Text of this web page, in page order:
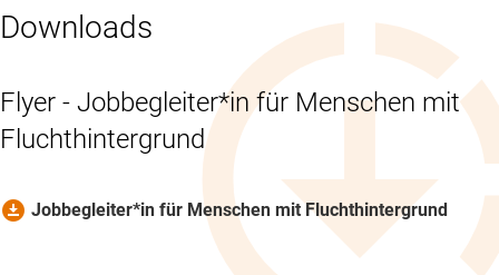
Downloads
Flyer - Jobbegleiter*in für Menschen mit
Fluchthintergrund
download_for_offline Jobbegleiter*in für Menschen mit Fluchthintergrund